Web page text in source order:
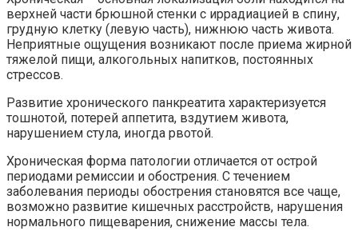
верхней части брюшной стенки с иррадиацией в спину,
грудную клетку (левую часть), нижнюю часть живота.
Неприятные ощущения возникают после приема жирной
тяжелой пищи, алкогольных напитков, постоянных
стрессов.
Развитие хронического панкреатита характеризуется
тошнотой, потерей аппетита, вздутием живота,
нарушением стула, иногда рвотой.
Хроническая форма патологии отличается от острой
периодами ремиссии и обострения. С течением
заболевания периоды обострения становятся все чаще,
возможно развитие кишечных расстройств, нарушения
нормального пищеварения, снижение массы тела.